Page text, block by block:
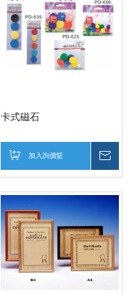
卡式磁石
加入詢價籃